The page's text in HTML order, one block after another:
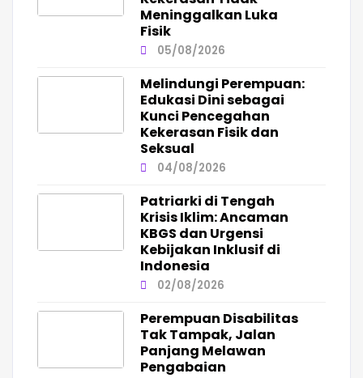
Meninggalkan Luka
Fisik
05/08/2026
Melindungi Perempuan:
Edukasi Dini sebagai
Kunci Pencegahan
Kekerasan Fisik dan
Seksual
04/08/2026
Patriarki di Tengah
Krisis Iklim: Ancaman
KBGS dan Urgensi
Kebijakan Inklusif di
Indonesia
02/08/2026
Perempuan Disabilitas
Tak Tampak, Jalan
Panjang Melawan
Pengabaian